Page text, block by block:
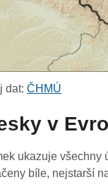
dat:ČHMÚ
v
ukazuje všechny
bíle, nejstarší